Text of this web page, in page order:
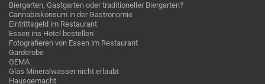
Biergarten, Gastgarten oder traditioneller Biergarten?
Cannabiskonsum in der Gastronomie
Eintrittsgeld im Restaurant
Essen ins Hotel bestellen
Fotografieren von Essen im Restaurant
Garderobe
GEMA
Glas Mineralwasser nicht erlaubt
Hausgemacht